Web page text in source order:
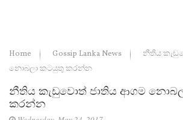
Home Gossip Lanka News
නීතිය
නොබලා කටයුතු කරන්න
නීතිය කැඩුවොත් ජාතිය ආගම
කරන්න